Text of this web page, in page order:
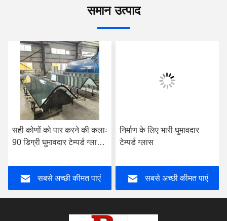
समान उत्पाद
सही कोणों को पार करने की कलाः
90 डिग्री घुमावदार टेम्पर्ड ग्लास,
अंतरिक्ष को फिर से आकार देना
सबसे अच्छी कीमत पाएं
निर्माण के लिए भारी घुमावदार
टेम्पर्ड ग्लास
सबसे अच्छी कीमत पाएं